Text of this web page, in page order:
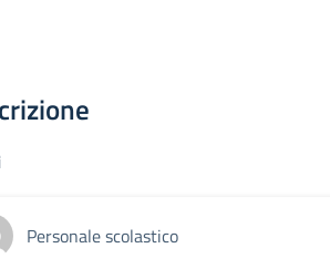
Personale scolastico